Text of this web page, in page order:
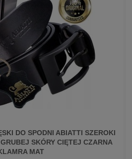
DO SPODNI ABIATTI SZEROKI
SKÓRY CIĘTEJ CZARNA
MAT